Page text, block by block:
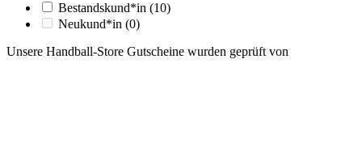
Bestandskund*in (10)
Neukund*in (0)
Unsere Handball-Store Gutscheine wurden geprüft von